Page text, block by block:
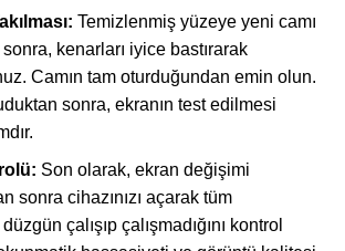
Temizlenmiş yüzeye yeni camı
kenarları iyice bastırarak
Camın tam oturduğundan emin olun.
sonra, ekranın test edilmesi
Son olarak, ekran değişimi
sonra cihazınızı açarak tüm
çalışıp çalışmadığını kontrol